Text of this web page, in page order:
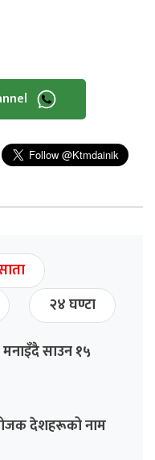
२४ घण्टा
साउन १५
देशहरूको नाम